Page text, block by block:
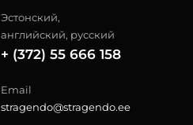
Эстонский,
английский, русский
+ (372) 55 666 158
Email
stragendo@stragendo.ee